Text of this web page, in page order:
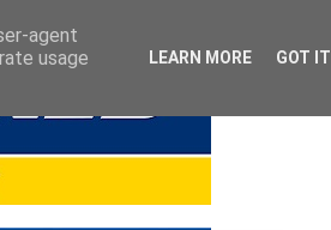
agent
usage
LEARN MORE GOT IT